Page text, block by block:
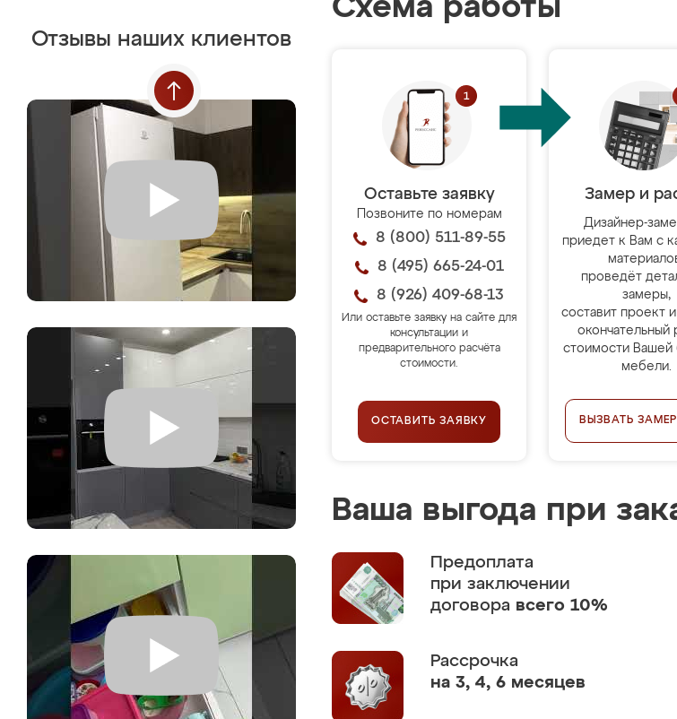
Отзывы наших клиентов
Схема работы
Оставьте заявку
Позвоните по номерам
8 (800) 511-89-55
8 (495) 665-24-01
8 (926) 409-68-13
Или оставьте заявку на сайте для
консультации и
предварительного расчёта
стоимости.
ОСТАВИТЬ ЗАЯВКУ
Замер и
Дизайнер-
приедет к Вам с
проведёт
замеры,
составит проект
окончательный
стоимости Вашей
мебели.
ВЫЗВАТЬ
Ваша выгода при
Предоплата
при заключении
договора всего 10%
Рассрочка
на 3, 4, 6 месяцев